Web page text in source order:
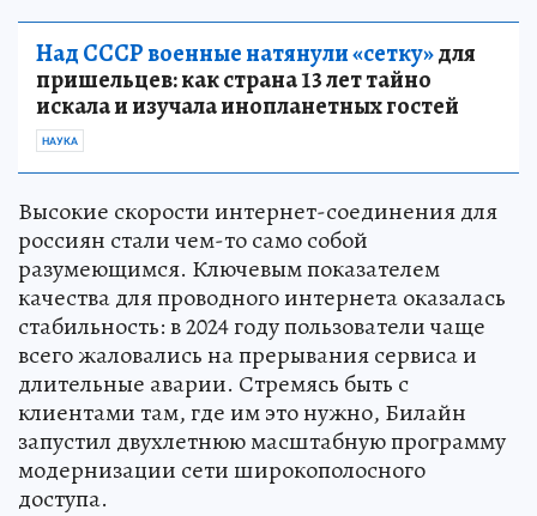
Над СССР военные натянули «сетку»для
пришельцев: как страна 13 лет тайно
искала и изучала инопланетных гостей
НАУКА
Высокие скорости интернет-соединения для
россиян стали чем-то само собой
разумеющимся. Ключевым показателем
качества для проводного интернета оказалась
стабильность: в 2024 году пользователи чаще
всего жаловались на прерывания сервиса и
длительные аварии. Стремясь быть с
клиентами там, где им это нужно, Билайн
запустил двухлетнюю масштабную программу
модернизации сети широкополосного
доступа.